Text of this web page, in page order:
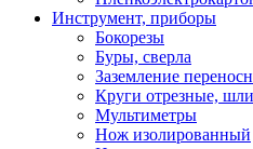
Инструмент, приборы
Бокорезы
Буры, сверла
Заземление
Круги отрезные,
Мультиметры
Нож изолированный